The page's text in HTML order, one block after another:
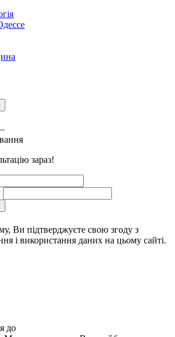
зараз!
Ви підтверджуєте свою згоду з
і використання даних на цьому сайті.
до